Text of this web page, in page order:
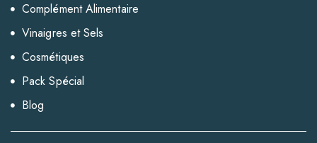
Complément Alimentaire
Vinaigres et Sels
Cosmétiques
Pack Spécial
Blog